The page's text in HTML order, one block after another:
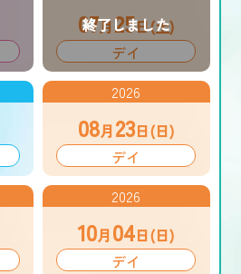
07月 25日(土)
デイ
2026
08月23日(日)
デイ
2026
10月04日(日)
デイ